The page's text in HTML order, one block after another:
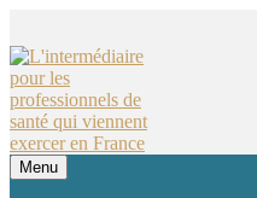
content
Menu